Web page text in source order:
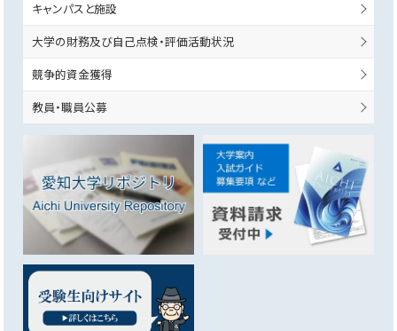
キャンパスと施設
大学の財務及び自己点検・評価活動状況
競争的資金獲得
教員・職員公募